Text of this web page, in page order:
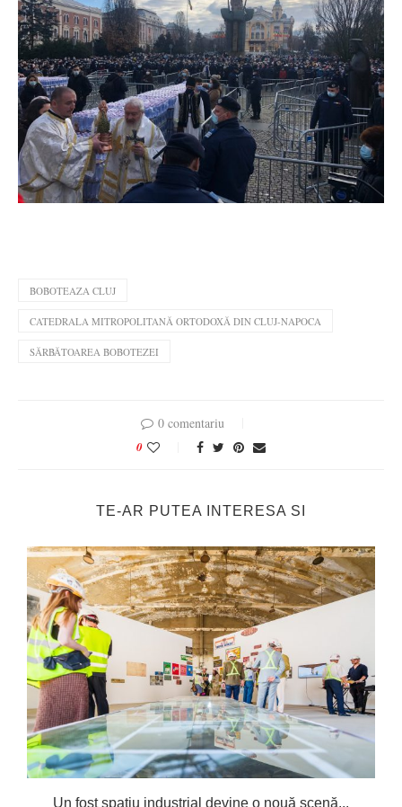
BOBOTEAZA CLUJ
CATEDRALA MITROPOLITANĂ ORTODOXĂ DIN CLUJ-NAPOCA
SĂRBĂTOAREA BOBOTEZEI
0 comentariu
0
TE-AR PUTEA INTERESA SI
Un fost spațiu industrial devine o nouă scenă...